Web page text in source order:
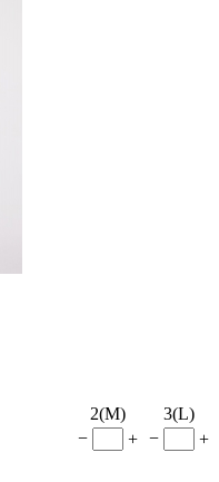
2(M)
−
+
3(L)
−
+